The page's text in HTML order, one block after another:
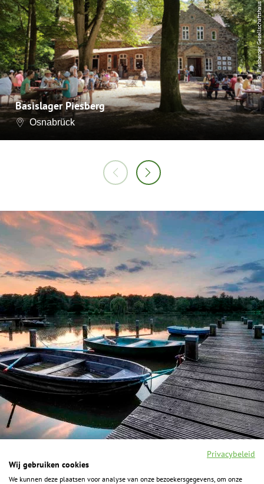
Basislager Piesberg
Osnabrück
© Piesberger Gesellschaftshaus
Privacybeleid
Wij gebruiken cookies
We kunnen deze plaatsen voor analyse van onze bezoekersgegevens, om onze